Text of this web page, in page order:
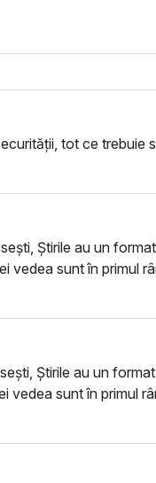
tot ce trebuie
Știrile au un
vedea sunt în primul
Știrile au un
vedea sunt în primul